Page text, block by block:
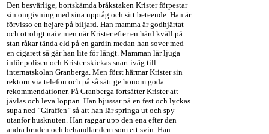
Den besvärlige, bortskämda bråkstaken Krister förpestar
sin omgivning med sina upptåg och sitt beteende. Han är
förvisso en hejare på biljard. Han mamma är godhjärtat
och otroligt naiv men när Krister efter en hård kväll på
stan råkar tända eld på en gardin medan han sover med
en cigarett så går han lite för långt. Mamman lär ljuga
inför polisen och Krister skickas snart iväg till
internatskolan Granberga. Men först härmar Krister sin
rektorn via telefon och på så sätt ge honom goda
rekommendationer. På Granberga fortsätter Krister att
jävlas och leva loppan. Han bjussar på en fest och lyckas
supa ned ”Giraffen” så att han lär springa ut och spy
utanför husknuten. Han raggar upp den ena efter den
andra bruden och behandlar dem som ett svin. Han